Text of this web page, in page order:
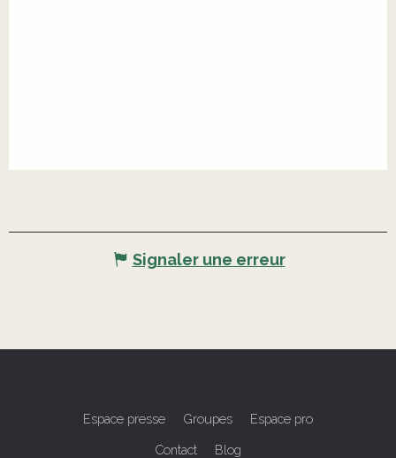
Signaler une erreur
Espace presse Groupes Espace pro
Contact Blog